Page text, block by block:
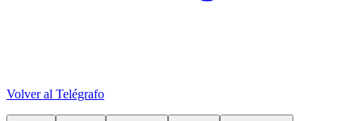
Volver al Telégrafo